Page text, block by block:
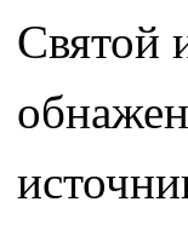
Святой